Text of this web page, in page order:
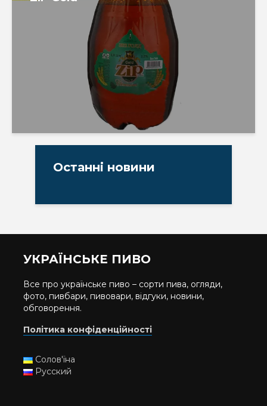
Останні новини
УКРАЇНСЬКЕ ПИВО
Все про українське пиво – сорти пива, огляди,
фото, пивбари, пивовари, відгуки, новини,
обговорення.
Політика конфіденційності
Солов'їна
Русский